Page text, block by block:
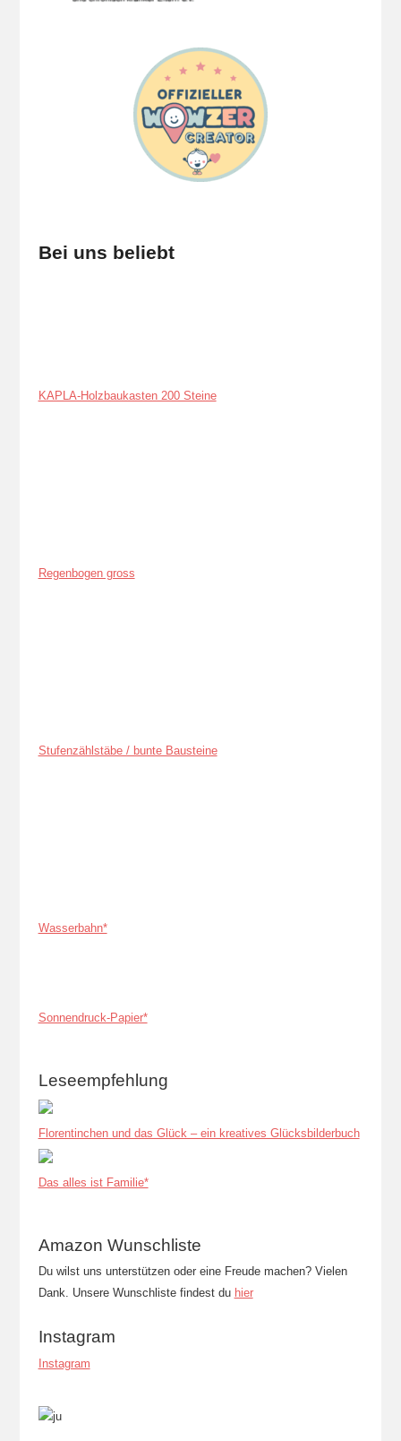
Bei uns beliebt
KAPLA-Holzbaukasten 200 Steine
Regenbogen gross
Stufenzählstäbe / bunte Bausteine
Wasserbahn*
Sonnendruck-Papier*
Leseempfehlung
Florentinchen und das Glück – ein kreatives Glücksbilderbuch
Das alles ist Familie*
Amazon Wunschliste
Du wilst uns unterstützen oder eine Freude machen? Vielen
Dank. Unsere Wunschliste findest du hier
Instagram
Instagram